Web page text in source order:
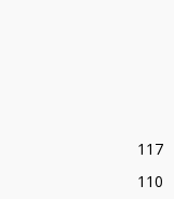
117
110